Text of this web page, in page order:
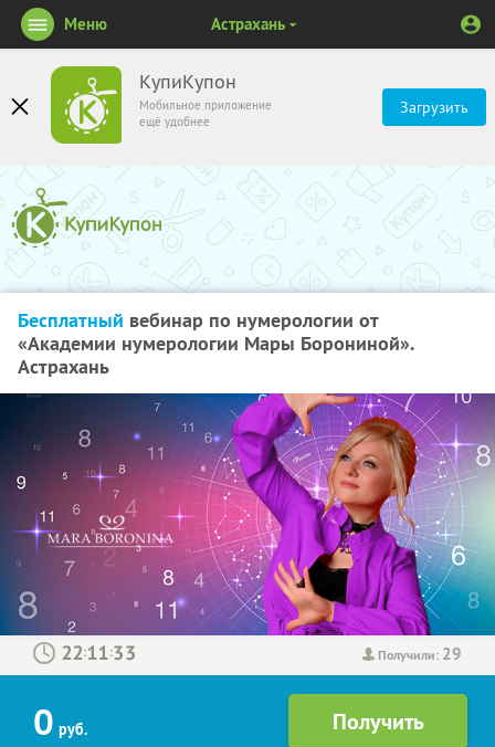
КупиКупон
Мобильное приложение
ещё удобнее
Загрузить
Меню Астрахань
Бесплатный вебинар по нумерологии от
«Академии нумерологии Мары Борониной».
Астрахань
Получили: 29
: :
0 руб.